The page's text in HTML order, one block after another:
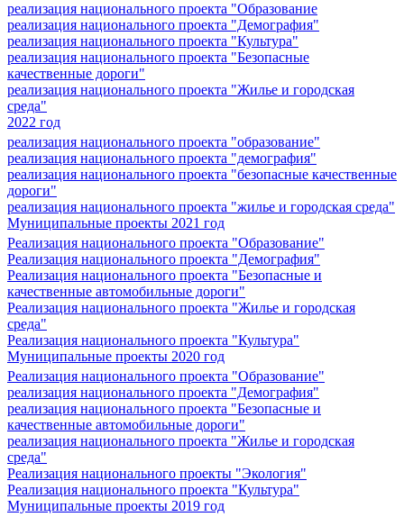
реализация национального проекта "Образование
реализация национального проекта "Демография"
реализация национального проекта "Культура"
реализация национального проекта "Безопасные
качественные дороги"
реализация национального проекта "Жилье и городская
среда"
2022 год
реализация национального проекта "образование"
реализация национального проекта "демография"
реализация национального проекта "безопасные качественные
дороги"
реализация национального проекта "жилье и городская среда"
Муниципальные проекты 2021 год
Реализация национального проекта "Образование"
Реализация национального проекта "Демография"
Реализация национального проекта "Безопасные и
качественные автомобильные дороги"
Реализация национального проекта "Жилье и городская
среда"
Реализация национального проекта "Культура"
Муниципальные проекты 2020 год
Реализация национального проекта "Образование"
реализация национального проекта "Демография"
реализация национального проекта "Безопасные и
качественные автомобильные дороги"
реализация национального проекта "Жилье и городская
среда"
Реализация национального проекты "Экология"
Реализация национального проекта "Культура"
Муниципальные проекты 2019 год